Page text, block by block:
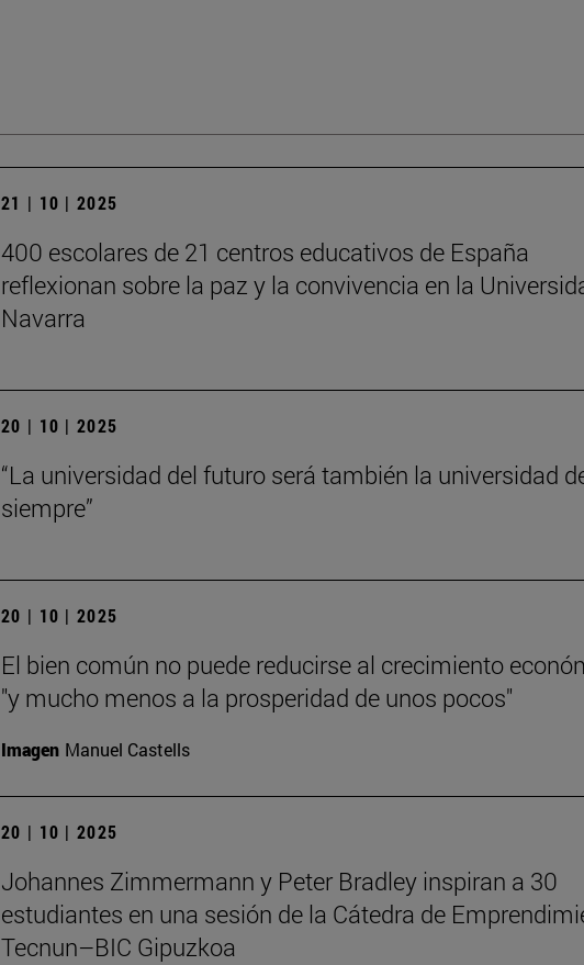
21 | 10 | 2025
400 escolares de 21 centros educativos de España
reflexionan sobre la paz y la convivencia en la
Navarra
20 | 10 | 2025
“La universidad del futuro será también la universidad
siempre”
20 | 10 | 2025
El bien común no puede reducirse al crecimiento
"y mucho menos a la prosperidad de unos pocos"
Imagen Manuel Castells
20 | 10 | 2025
Johannes Zimmermann y Peter Bradley inspiran a 30
estudiantes en una sesión de la Cátedra de
Tecnun–BIC Gipuzkoa